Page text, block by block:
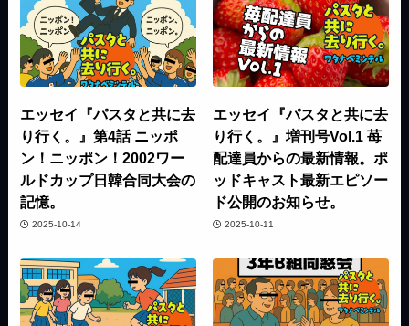
エッセイ『パスタと共に去
り行く。』第4話 ニッポ
ン！ニッポン！2002ワー
ルドカップ日韓合同大会の
記憶。
2025-10-14
エッセイ『パスタと共に去
り行く。』増刊号Vol.1 苺
配達員からの最新情報。ポ
ッドキャスト最新エピソー
ド公開のお知らせ。
2025-10-11